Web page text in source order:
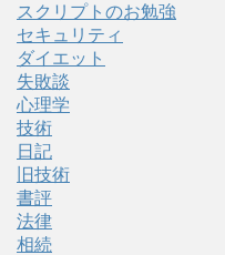
スクリプトのお勉強
セキュリティ
ダイエット
失敗談
心理学
技術
日記
旧技術
書評
法律
相続